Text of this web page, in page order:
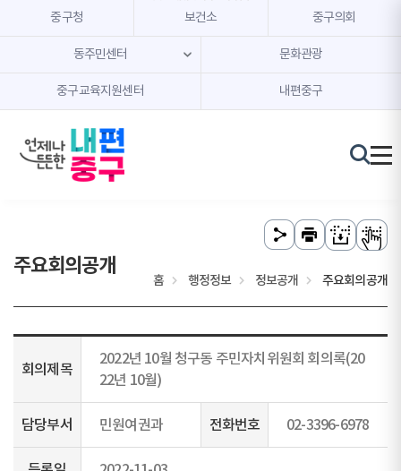
본문 내용 바로가기
주메뉴 바로가기
중구청 보건소 중구의회
동주민센터 문화관광
중구교육지원센터 내편중구
주요회의공개
홈 행정정보 정보공개 주요회의공개
회의제목
2022년 10월 청구동 주민자치위원회 회의록(20
22년 10월)
담당부서 민원여권과 전화번호 02-3396-6978